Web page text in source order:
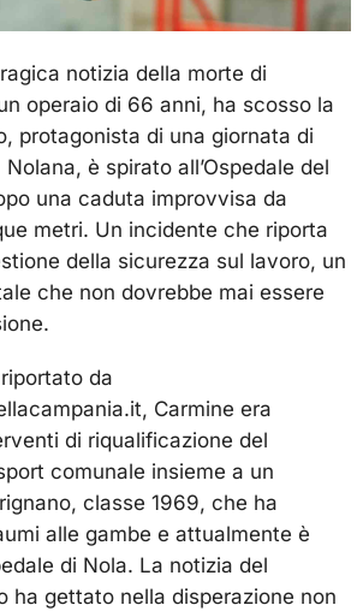
notizia della morte di
operaio di 66 anni, ha scosso la
protagonista di una giornata di
è spirato all’Ospedale del
una caduta improvvisa da
metri. Un incidente che riporta
della sicurezza sul lavoro, un
che non dovrebbe mai essere
da
Carmine era
di riqualificazione del
comunale insieme a un
classe 1969, che ha
alle gambe e attualmente è
di Nola. La notizia del
ha gettato nella disperazione non